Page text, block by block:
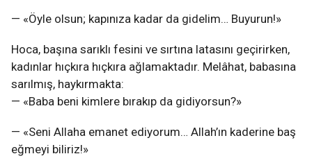
— «Öyle olsun; kapınıza kadar da gidelim… Buyurun!»
Hoca, başına sarıklı fesini ve sırtına latasını geçirirken,
kadınlar hıçkıra hıçkıra ağlamaktadır. Melâhat, babasına
sarılmış, haykırmakta:
— «Baba beni kimlere bırakıp da gidiyorsun?»
— «Seni Allaha emanet ediyorum… Allah’ın kaderine baş
eğmeyi biliriz!»